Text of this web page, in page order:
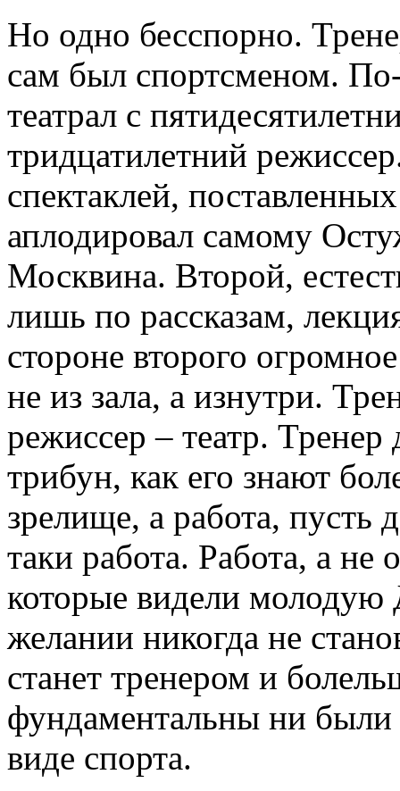
Но одно бесспорно.
сам был спортсменом.
театрал с
тридцатилетний
спектаклей,
аплодировал самому
Москвина. Второй,
лишь по рассказам,
стороне второго
не из зала, а изнутри.
режиссер – театр. Тренер
трибун, как его знают
зрелище, а работа, пусть
таки работа. Работа, а не
которые видели молодую
желании никогда не
станет тренером и
фундаментальны ни были
виде спорта.